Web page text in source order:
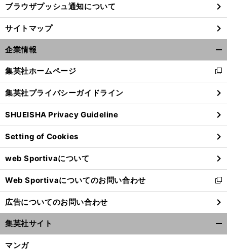
前
ブラウザプッシュ通知について
サイトマップ
企業情報
閉
る
集英社ホームページ
新
し
い
ウ
ィ
ン
ド
ウ
で
開
く
集英社プライバシーガイドライン
SHUEISHA Privacy Guideline
Setting of Cookies
web Sportivaについて
Web Sportivaについてのお問い合わせ
新
し
い
ウ
ィ
ン
広告についてのお問い合わせ
集英社サイト
マンガ